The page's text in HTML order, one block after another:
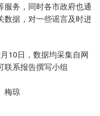
务，同时各市政府也通
数据，对一些谣言及时进
10日，数据均采集自网
联系报告撰写小组
梅琼